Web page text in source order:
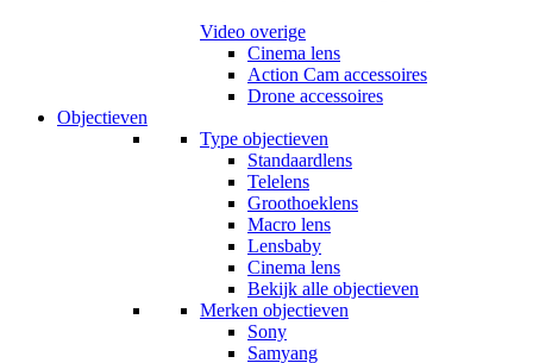
Video overige
Cinema lens
Action Cam accessoires
Drone accessoires
Objectieven
Type objectieven
Standaardlens
Telelens
Groothoeklens
Macro lens
Lensbaby
Cinema lens
Bekijk alle objectieven
Merken objectieven
Sony
Samyang